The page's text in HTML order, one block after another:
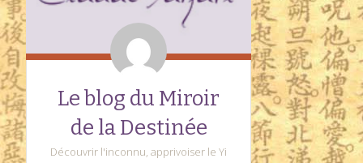
Le blog du Miroir
de la Destinée
Découvrir l'inconnu, apprivoiser le Yi